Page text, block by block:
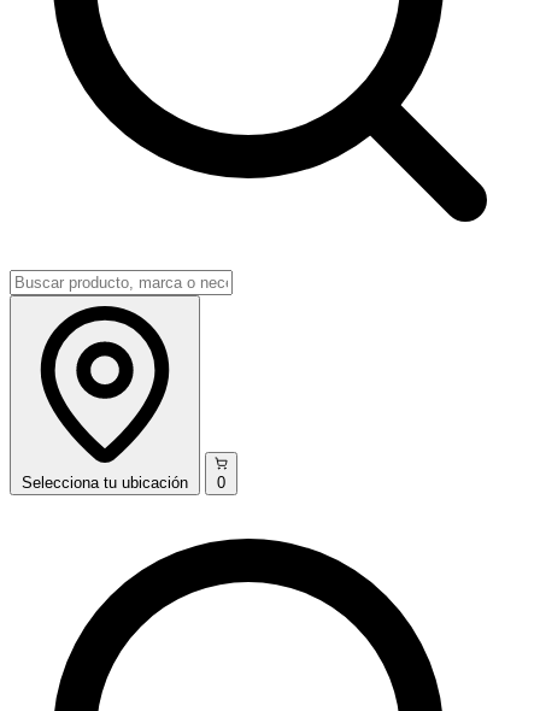
Selecciona tu ubicación 0